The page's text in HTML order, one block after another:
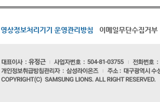
영상정보처리기기 운영관리방침 이메일무단수집거부